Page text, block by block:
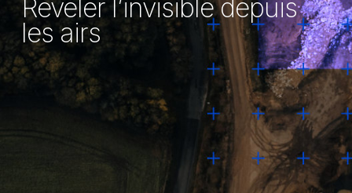
Révéler l’invisible depuis
les airs